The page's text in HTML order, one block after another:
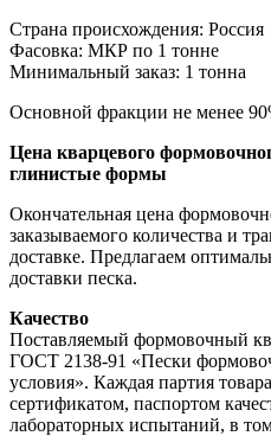
Страна происхождения: Россия
Фасовка: МКР по 1 тонне
Минимальный заказ: 1 тонна
Основной фракции не менее
Цена кварцевого
глинистые формы
Окончательная цена
заказываемого количества и
доставке. Предлагаем
доставки песка.
Качество
Поставляемый формовочный
ГОСТ 2138-91 «Пески
условия». Каждая партия
сертификатом, паспортом
лабораторных испытаний, в